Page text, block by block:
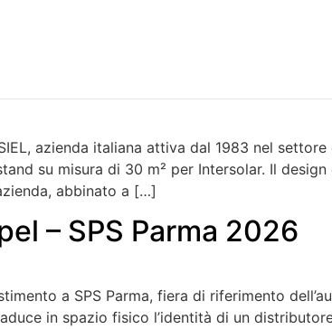
azienda italiana attiva dal 1983 nel
su misura di 30 m² per Intersolar. Il
abbinato a […]
– SPS Parma 2026
a SPS Parma, fiera di riferimento
in spazio fisico l’identità di un